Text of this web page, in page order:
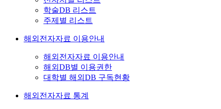
학술DB 리스트
주제별 리스트
해외전자자료 이용안내
해외전자자료 이용안내
해외DB별 이용권한
대학별 해외DB 구독현황
해외전자자료 통계